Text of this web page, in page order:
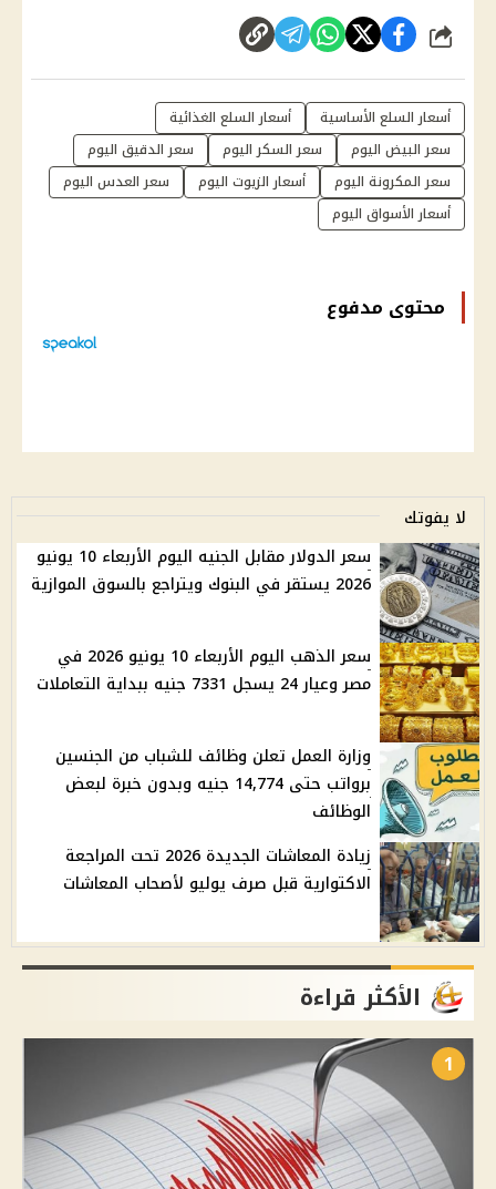
شارك
أسعار السلع الأساسية
أسعار السلع الغذائية
سعر البيض اليوم
سعر السكر اليوم
سعر الدقيق اليوم
سعر المكرونة اليوم
أسعار الزيوت اليوم
سعر العدس اليوم
أسعار الأسواق اليوم
محتوى مدفوع
لا يفوتك
سعر الدولار مقابل الجنيه اليوم الأربعاء 10 يونيو
2026 يستقر في البنوك ويتراجع بالسوق الموازية
سعر الذهب اليوم الأربعاء 10 يونيو 2026 في
مصر وعيار 24 يسجل 7331 جنيه ببداية التعاملات
وزارة العمل تعلن وظائف للشباب من الجنسين
برواتب حتى 14,774 جنيه وبدون خبرة لبعض
الوظائف
زيادة المعاشات الجديدة 2026 تحت المراجعة
الاكتوارية قبل صرف يوليو لأصحاب المعاشات
الأكثر قراءة
1